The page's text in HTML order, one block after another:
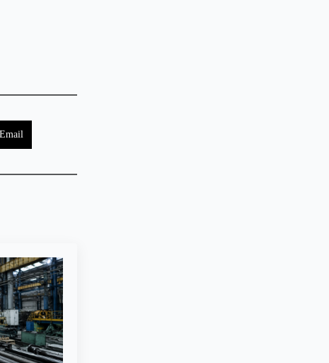
Email